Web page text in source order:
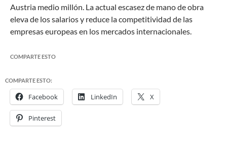
Austria medio millón. La actual escasez de mano de obra
eleva de los salarios y reduce la competitividad de las
empresas europeas en los mercados internacionales.
COMPARTE ESTO
COMPARTE ESTO:
Facebook LinkedIn X
Pinterest